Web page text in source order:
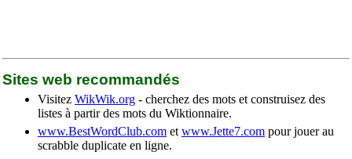
Sites web recommandés
Visitez WikWik.org - cherchez des mots et construisez des
listes à partir des mots du Wiktionnaire.
www.BestWordClub.com et www.Jette7.com pour jouer au
scrabble duplicate en ligne.